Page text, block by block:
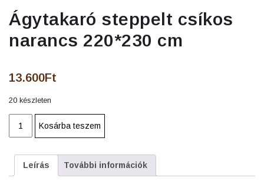
Ágytakaró steppelt csíkos
narancs 220*230 cm
13.600Ft
20 készleten
steppelt
narancs
220*230
Kosárba teszem
Leírás További információk